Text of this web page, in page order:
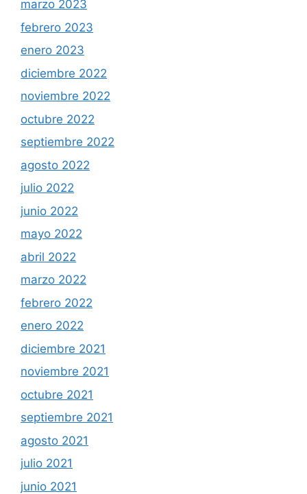
marzo 2023
febrero 2023
enero 2023
diciembre 2022
noviembre 2022
octubre 2022
septiembre 2022
agosto 2022
julio 2022
junio 2022
mayo 2022
abril 2022
marzo 2022
febrero 2022
enero 2022
diciembre 2021
noviembre 2021
octubre 2021
septiembre 2021
agosto 2021
julio 2021
junio 2021